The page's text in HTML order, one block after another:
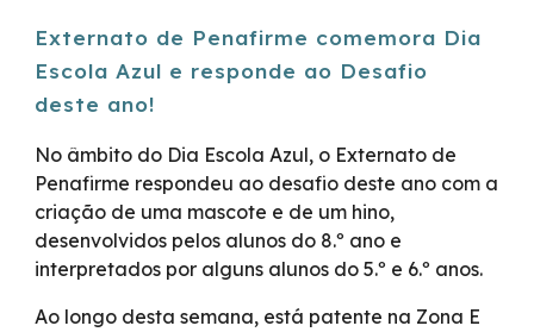
Externato de Penafirme comemora Dia
Escola Azul e responde ao Desafio
deste ano!
No âmbito do Dia Escola Azul, o Externato de
Penafirme respondeu ao desafio deste ano com a
criação de uma mascote e de um hino,
desenvolvidos pelos alunos do 8.º ano e
interpretados por alguns alunos do 5.º e 6.º anos.
Ao longo desta semana, está patente na Zona E